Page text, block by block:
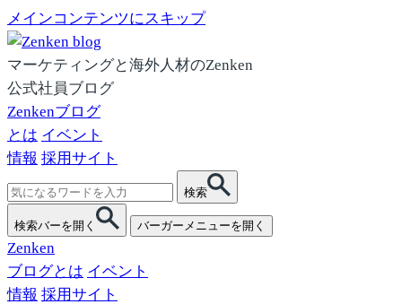
メインコンテンツにスキップ
マーケティングと海外人材のZenken
公式社員ブログ
Zenkenブログ
とは イベント
情報 採用サイト
検
索:
検索
検索バーを開く バーガーメニューを開く
Zenken
ブログとは イベント
情報 採用サイト